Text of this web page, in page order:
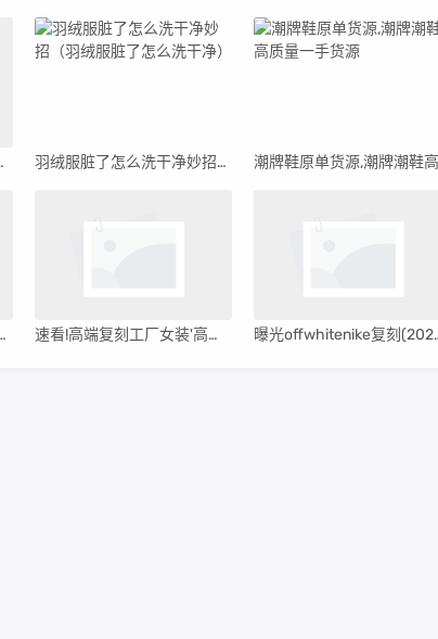
和正品区别 ) 羽绒服脏了怎么洗干净妙招（羽绒服脏了怎么洗干净）
(巴宝莉女士皮带尺寸) 速看!高端复刻工厂女装'高端复刻工厂女装品牌 曝光